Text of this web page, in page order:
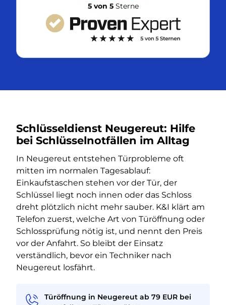
5 von 5 Sterne
Schlüsseldienst Neugereut: Hilfe
bei Schlüsselnotfällen im Alltag
In Neugereut entstehen Türprobleme oft
mitten im normalen Tagesablauf:
Einkaufstaschen stehen vor der Tür, der
Schlüssel liegt noch innen oder das Schloss
dreht plötzlich nicht mehr sauber. K&I klärt am
Telefon zuerst, welche Art von Türöffnung oder
Schlossprüfung nötig ist, und nennt den Preis
vor der Anfahrt. So bleibt der Einsatz
verständlich, bevor ein Techniker nach
Neugereut losfährt.
Türöffnung in Neugereut ab 79 EUR bei